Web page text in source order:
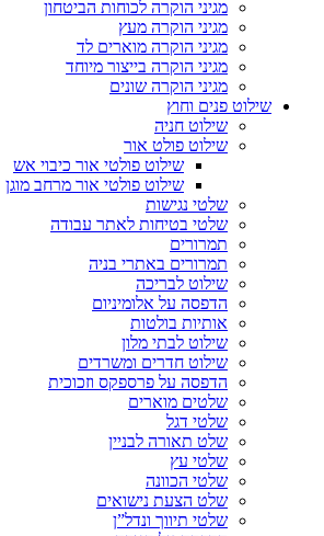
מגיני הוקרה לכוחות הביטחון
מגיני הוקרה מעץ
מגיני הוקרה מוארים לד
מגיני הוקרה בייצור מיוחד
מגיני הוקרה שונים
שילוט פנים וחוץ
שילוט חניה
שילוט פולט אור
שילוט פולטי אור כיבוי אש
שילוט פולטי אור מרחב מוגן
שלטי נגישות
שלטי בטיחות לאתר עבודה
תמרורים
תמרורים באתרי בניה
שילוט לבריכה
הדפסה על אלומיניום
אותיות בולטות
שילוט לבתי מלון
שילוט חדרים ומשרדים
הדפסה על פרספקס וזכוכית
שלטים מוארים
שלטי דגל
שלט תאורה לבניין
שלטי עץ
שלטי הכוונה
שלט הצעת נישואים
שלטי תיווך ונדל”ן